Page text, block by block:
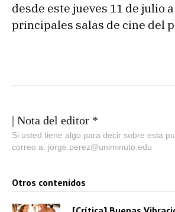
desde este jueves 11 de julio
principales salas de cine del
| Nota del editor *
Si usted tiene algo para decir sobre esta
correo a: jorge.perez@uniminuto.edu
Otros contenidos